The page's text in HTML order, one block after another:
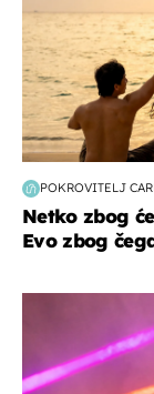
POKROVITELJ
Netko zbog
Evo zbog